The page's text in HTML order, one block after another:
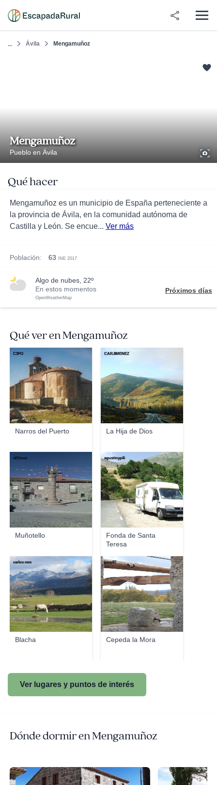
... Ávila Mengamuñoz
Mengamuñoz
Pueblo en Ávila
Qué hacer
Mengamuñoz es un municipio de España perteneciente a
la provincia de Ávila, en la comunidad autónoma de
Castilla y León. Se encue... Ver más
Población: 63 INE 2017
algo de nubes, 22º
En estos momentos
OpenWeatherMap
Próximos días
Qué ver en Mengamuñoz
Narros del Puerto
C3PO
La Hija de Dios
CARJIMENEZ
Muñotello
elDimas
Fonda de Santa
Teresa
agustinypili
Blacha
carlos mm
Cepeda la Mora
jmrp87
Ver lugares y puntos de interés
Dónde dormir en Mengamuñoz